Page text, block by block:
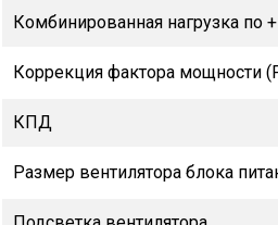
Комбинированная нагрузка по
Коррекция фактора мощности
КПД
Размер вентилятора блока